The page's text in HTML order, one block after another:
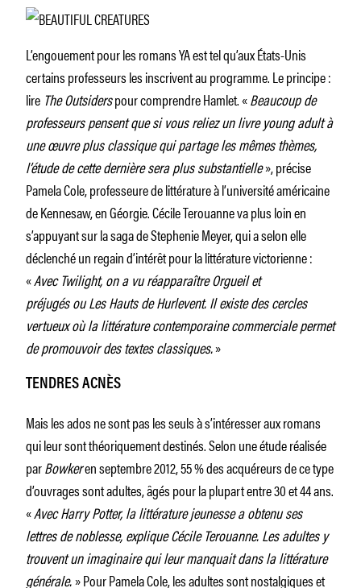
L’engouement pour les romans YA est tel qu’aux États-Unis
certains professeurs les inscrivent au programme. Le principe :
lire The Outsiderspour comprendre Hamlet. «Beaucoup de
professeurs pensent que si vous reliez un livre young adult à
une œuvre plus classique qui partage les mêmes thèmes,
l’étude de cette dernière sera plus substantielle», précise
Pamela Cole, professeure de littérature à l’université américaine
de Kennesaw, en Géorgie. Cécile Terouanne va plus loin en
s’appuyant sur la saga de Stephenie Meyer, qui a selon elle
déclenché un regain d’intérêt pour la littérature victorienne :
«Avec Twilight, on a vu réapparaître Orgueil et
préjugés ou Les Hauts de Hurlevent. Il existe des cercles
vertueux où la littérature contemporaine commerciale permet
de promouvoir des textes classiques.»
TENDRES ACNÈS
Mais les ados ne sont pas les seuls à s’intéresser aux romans
qui leur sont théoriquement destinés. Selon une étude réalisée
parBowkeren septembre 2012, 55 % des acquéreurs de ce type
d’ouvrages sont adultes, âgés pour la plupart entre 30 et 44 ans.
«Avec Harry Potter, la littérature jeunesse a obtenu ses
lettres de noblesse, explique Cécile Terouanne. Les adultes y
trouvent un imaginaire qui leur manquait dans la littérature
générale.» Pour Pamela Cole, les adultes sont nostalgiques et